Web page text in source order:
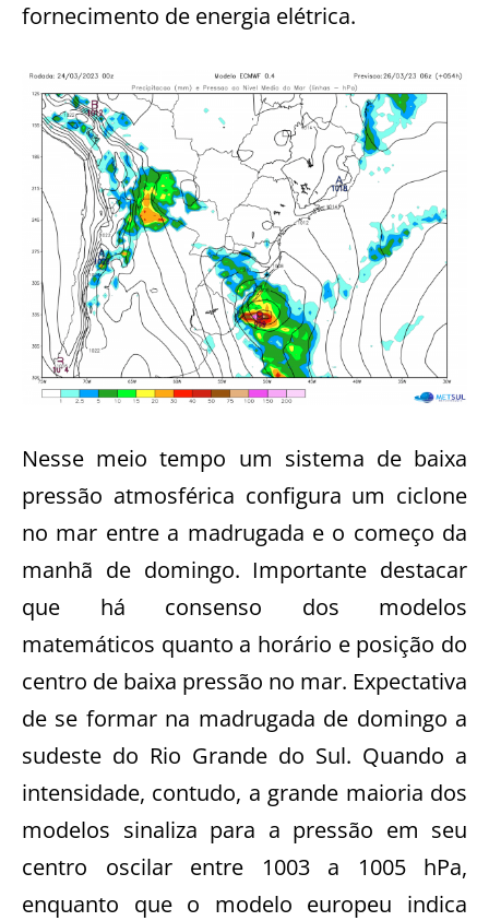
fornecimento de energia elétrica.
Nesse meio tempo um sistema de baixa
pressão atmosférica configura um ciclone
no mar entre a madrugada e o começo da
manhã de domingo. Importante destacar
que há consenso dos modelos
matemáticos quanto a horário e posição do
centro de baixa pressão no mar. Expectativa
de se formar na madrugada de domingo a
sudeste do Rio Grande do Sul. Quando a
intensidade, contudo, a grande maioria dos
modelos sinaliza para a pressão em seu
centro oscilar entre 1003 a 1005 hPa,
enquanto que o modelo europeu indica